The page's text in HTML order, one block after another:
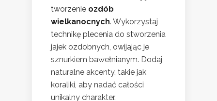
tworzenie ozdób
wielkanocnych. Wykorzystaj
technikę plecenia do stworzenia
jajek ozdobnych, owijając je
sznurkiem bawełnianym. Dodaj
naturalne akcenty, takie jak
koraliki, aby nadać całości
unikalny charakter.